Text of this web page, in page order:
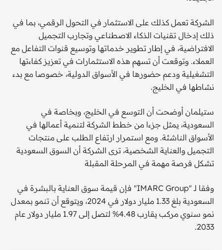
الشركة تعمل كذلك على الاستثمار في التحول الرقمي، بما في
ذلك إدخال تقنيات الذكاء الاصطناعي وتجارب التجميل
الافتراضية، في إطار تطوير خدماتها وتوسيع قنوات التفاعل مع
العملاء. وتوقعت أن تسهم هذه الاستثمارات في تعزيز كفاءتها
التشغيلية ودعم حضورها في الأسواق الدولية، خصوصا مع بدء
نشاطها في الخليج.
ستيلمان أوضحت أن التوسع في الخليج، وبخاصة في
السعودية، يمثل جزءا من خطط الشركة لتنمية أعمالها في
الأسواق الناشئة. ومع استمرار ارتفاع الطلب على منتجات
التجميل والعناية الشخصية، ترى الشركة أن السوق السعودية
تشكل فرصة مهمة في المرحلة المقبلة
وفقا لـ "IMARC Group" فإن قيمة سوق العناية بالبشرة في
السعودية بلغ 1.33 مليار دولار في 2024، ويتوقع أن تنمو بمعدل
نمو سنوي مركب يقارب 4.48% لتصل إلى 1.97 مليار دولار عام
2033.